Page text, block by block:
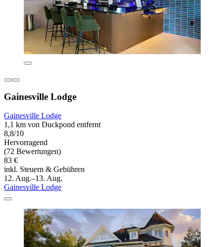
Gainesville Lodge
Gainesville Lodge
1,1 km von Duckpond entfernt
8,8/10
Hervorragend
(72 Bewertungen)
83 €
inkl. Steuern & Gebühren
12. Aug.–13. Aug.
Gainesville Lodge